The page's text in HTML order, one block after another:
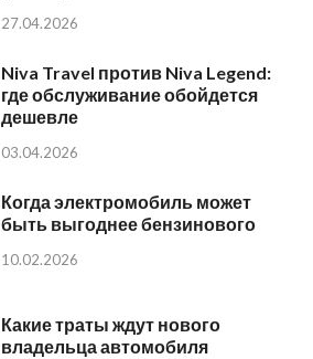
27.04.2026
Niva Travel против Niva Legend:
где обслуживание обойдется
дешевле
03.04.2026
Когда электромобиль может
быть выгоднее бензинового
10.02.2026
Какие траты ждут нового
владельца автомобиля